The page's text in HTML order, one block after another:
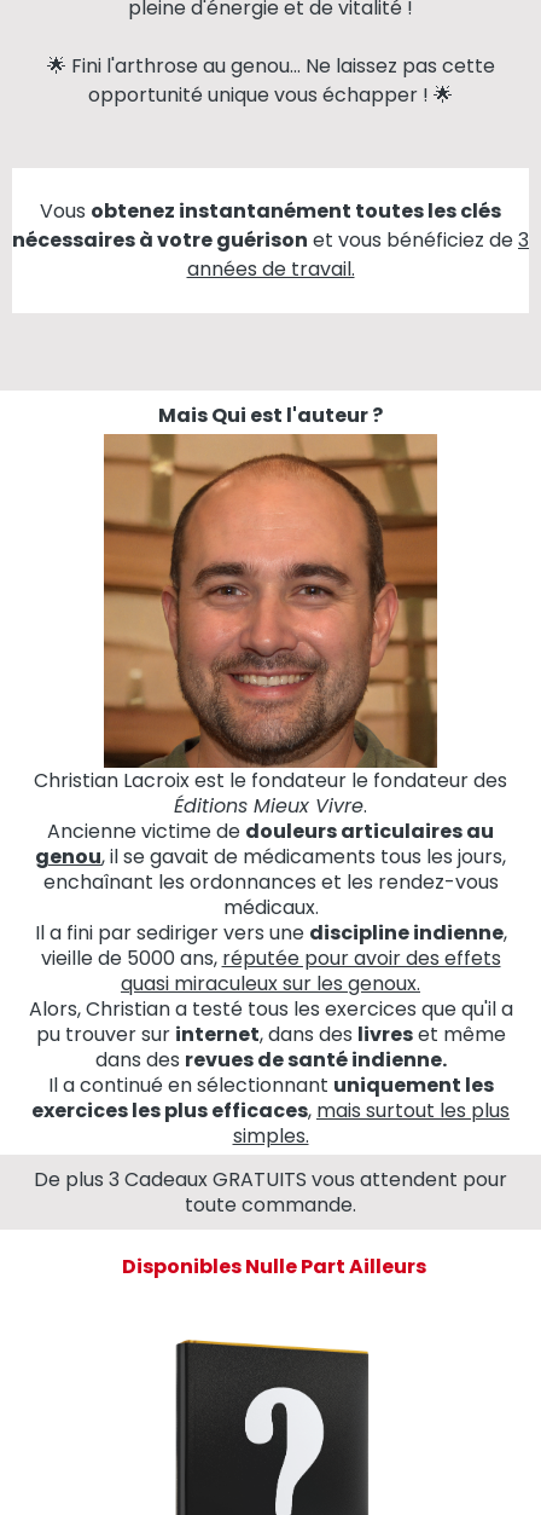
pleine d'énergie et de vitalité !
🌟 Fini l'arthrose au genou... Ne laissez pas cette
opportunité unique vous échapper ! 🌟
Vous obtenez instantanément toutes les clés
nécessaires à votre guérison et vous bénéficiez de3
années de travail.
Mais Qui est l'auteur ?
Christian Lacroix est le fondateur le fondateur des
Éditions Mieux Vivre.
Ancienne victime de douleurs articulaires au
genou, il se gavait de médicaments tous les jours,
enchaînant les ordonnances et les rendez-vous
médicaux.
Il a fini par sediriger vers une discipline indienne,
vieille de 5000 ans, réputée pour avoir des effets
quasi miraculeux sur les genoux.
Alors, Christian a testé tous les exercices que qu'il a
pu trouver sur internet, dans des livreset même
dans des revues de santé indienne.
Il a continué en sélectionnant uniquement les
exercices les plus efficaces, mais surtout les plus
simples.
De plus 3 Cadeaux GRATUITS vous attendent pour
toute commande.
Disponibles Nulle Part Ailleurs